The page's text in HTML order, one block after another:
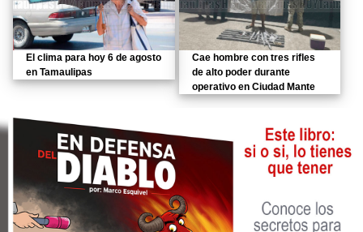
El clima para hoy 6 de agosto
en Tamaulipas
Cae hombre con tres rifles
de alto poder durante
operativo en Ciudad Mante